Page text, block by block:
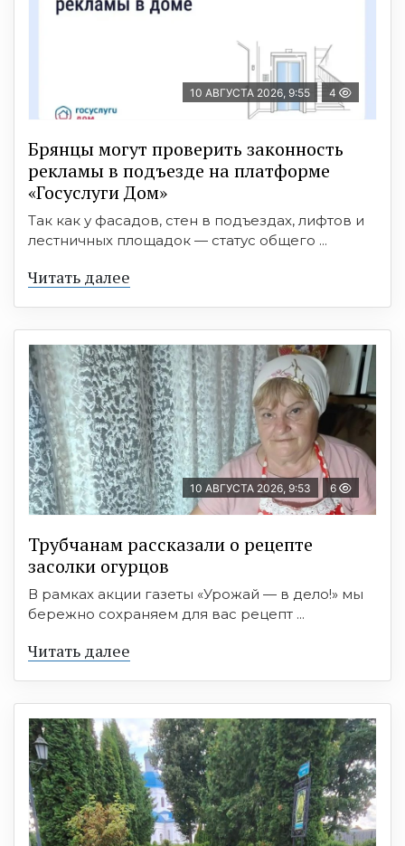
10 АВГУСТА 2026, 9:55 4
Брянцы могут проверить законность
рекламы в подъезде на платформе
«Госуслуги Дом»
Так как у фасадов, стен в подъездах, лифтов и
лестничных площадок — статус общего ...
Читать далее
10 АВГУСТА 2026, 9:53 6
Трубчанам рассказали о рецепте
засолки огурцов
В рамках акции газеты «Урожай — в дело!» мы
бережно сохраняем для вас рецепт ...
Читать далее